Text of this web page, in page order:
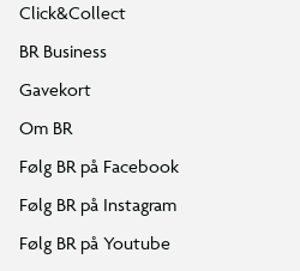
Click&Collect
BR Business
Gavekort
Om BR
Følg BR på Facebook
Følg BR på Instagram
Følg BR på Youtube